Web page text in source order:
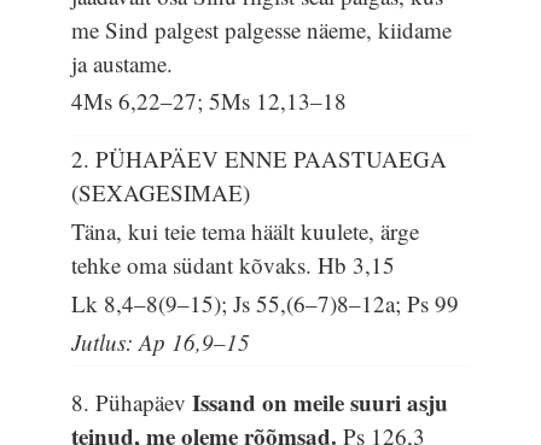
me Sind palgest palgesse näeme, kiidame
ja austame.
4Ms 6,22–27; 5Ms 12,13–18
2. PÜHAPÄEV ENNE PAASTUAEGA
(SEXAGESIMAE)
Täna, kui teie tema häält kuulete, ärge
tehke oma südant kõvaks.Hb 3,15
Lk 8,4–8(9–15); Js 55,(6–7)8–12a; Ps 99
Jutlus: Ap 16,9–15
8. PühapäevIssand on meile suuri asju
teinud, me oleme rõõmsad.Ps 126,3